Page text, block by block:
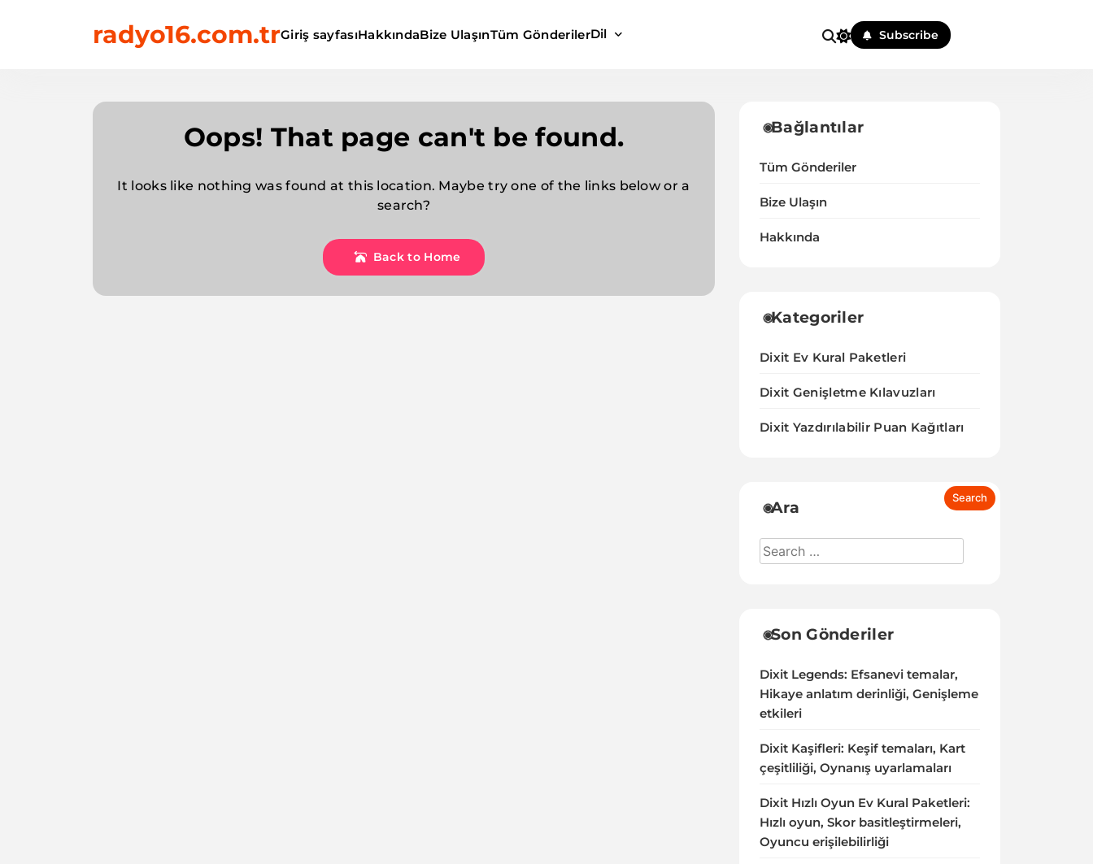
radyo16.com.trGiriş sayfasıHakkındaBize UlaşınTüm GönderilerDil Subscribe
Oops! That page can't be found.
It looks like nothing was found at this location. Maybe try one of the links below or a
search?
Back to Home
Bağlantılar
Tüm Gönderiler
Bize Ulaşın
Hakkında
Kategoriler
Dixit Ev Kural Paketleri
Dixit Genişletme Kılavuzları
Dixit Yazdırılabilir Puan Kağıtları
Ara
Son Gönderiler
Dixit Legends: Efsanevi temalar,
Hikaye anlatım derinliği, Genişleme
etkileri
Dixit Kaşifleri: Keşif temaları, Kart
çeşitliliği, Oynanış uyarlamaları
Dixit Hızlı Oyun Ev Kural Paketleri:
Hızlı oyun, Skor basitleştirmeleri,
Oyuncu erişilebilirliği